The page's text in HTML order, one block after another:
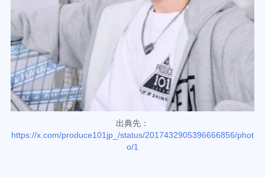
出典先：
https://x.com/produce101jp_/status/2017432905396666856/phot
o/1